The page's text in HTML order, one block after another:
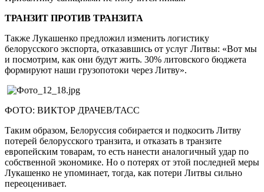
ТРАНЗИТ ПРОТИВ ТРАНЗИТА
Также Лукашенко предложил изменить логистику
белорусского экспорта, отказавшись от услуг Литвы: «Вот мы
и посмотрим, как они будут жить. 30% литовского бюджета
формируют наши грузопотоки через Литву».
ФОТО: ВИКТОР ДРАЧЕВ/ТАСС
Таким образом, Белоруссия собирается и подкосить Литву
потерей белорусского транзита, и отказать в транзите
европейским товарам, то есть нанести аналогичный удар по
собственной экономике. Но о потерях от этой последней меры
Лукашенко не упоминает, тогда, как потери Литвы сильно
переоценивает.